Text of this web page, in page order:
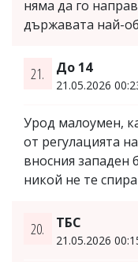
няма да го
държавата най-
21. До 14
21.05.2026
Урод малоумен,
от регулацията
вносния западен
никой не те
20. ТБС
21.05.2026